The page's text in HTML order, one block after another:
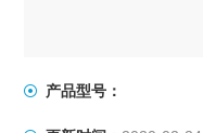
产品型号：